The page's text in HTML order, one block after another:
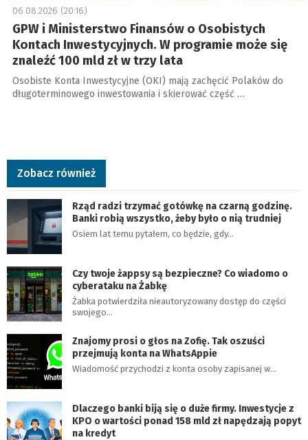
06.08.2026 (20:16)
GPW i Ministerstwo Finansów o Osobistych
Kontach Inwestycyjnych. W programie może się
znaleźć 100 mld zł w trzy lata
Osobiste Konta Inwestycyjne (OKI) mają zachęcić Polaków do
długoterminowego inwestowania i skierować część …
Zobacz również
Rząd radzi trzymać gotówkę na czarną godzinę.
Banki robią wszystko, żeby było o nią trudniej
Osiem lat temu pytałem, co będzie, gdy…
Czy twoje żappsy są bezpieczne? Co wiadomo o
cyberataku na Żabkę
Żabka potwierdziła nieautoryzowany dostęp do części
swojego…
Znajomy prosi o głos na Zofię. Tak oszuści
przejmują konta na WhatsAppie
Wiadomość przychodzi z konta osoby zapisanej w…
Dlaczego banki biją się o duże firmy. Inwestycje z
KPO o wartości ponad 158 mld zł napędzają popyt
na kredyt